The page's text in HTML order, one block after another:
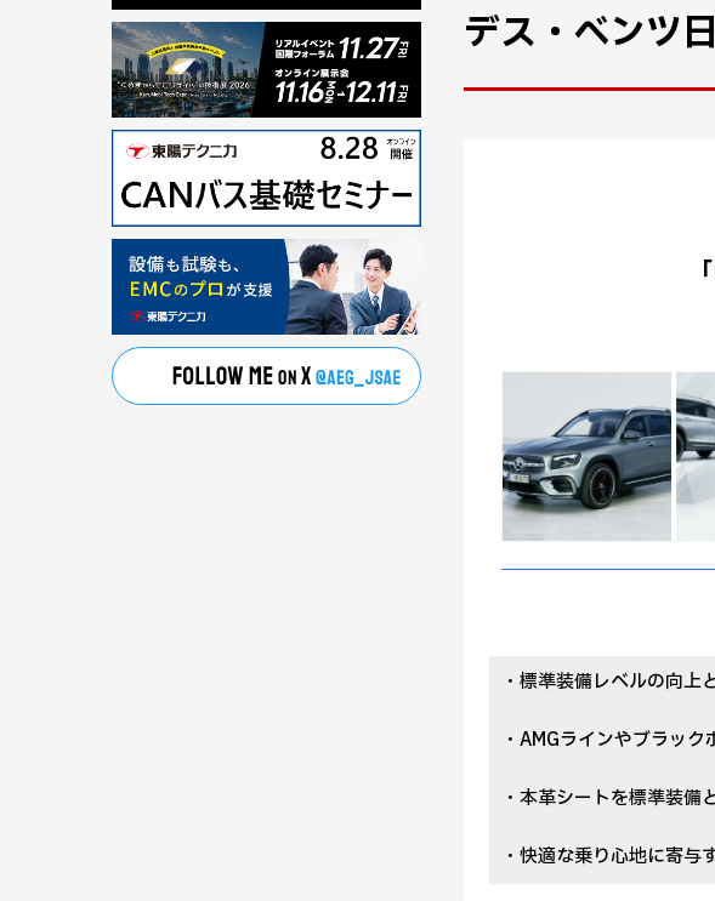
デス・ベンツ日
・標準装備レベルの向上
・AMGラインやブラッ
・本革シートを標準装備
・快適な乗り心地に寄